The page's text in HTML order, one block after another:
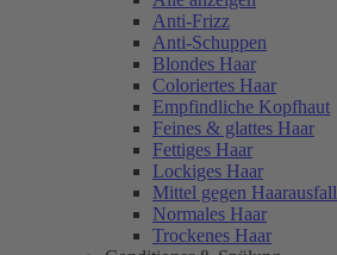
Anti-Frizz
Anti-Schuppen
Blondes Haar
Coloriertes Haar
Empfindliche Kopfhaut
Feines & glattes Haar
Fettiges Haar
Lockiges Haar
Mittel gegen Haarausfall
Normales Haar
Trockenes Haar